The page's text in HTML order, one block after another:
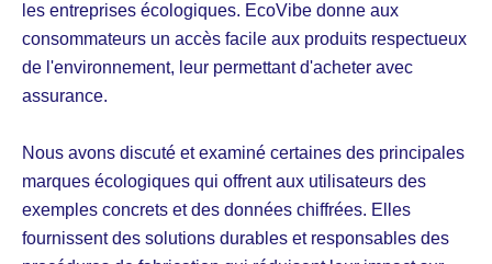
les entreprises écologiques. EcoVibe donne aux
consommateurs un accès facile aux produits respectueux
de l'environnement, leur permettant d'acheter avec
assurance.
Nous avons discuté et examiné certaines des principales
marques écologiques qui offrent aux utilisateurs des
exemples concrets et des données chiffrées. Elles
fournissent des solutions durables et responsables des